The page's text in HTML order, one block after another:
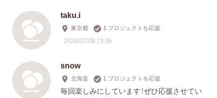
taku.i
東京都 1 プロジェクトを応援
2024/07/09 13:35
snow
北海道 1 プロジェクトを応援
毎回楽しみにしています！ぜひ応援させてい